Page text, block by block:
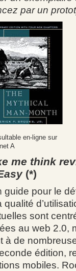
par un
en-ligne sur
A
me think
(*)
guide pour le
sont
au web 2.0,
à de
édition,
mobiles.